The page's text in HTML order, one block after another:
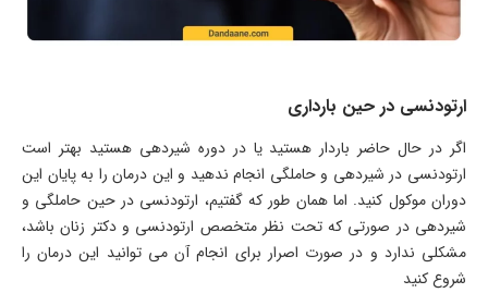
ارتودنسی در حین بارداری
اگر در حال حاضر باردار هستید یا در دوره شیردهی هستید بهتر است
ارتودنسی در شیردهی و حاملگی انجام ندهید و این درمان را به پایان این
دوران موکول کنید. اما همان طور که گفتیم، ارتودنسی در حین حاملگی و
شیردهی در صورتی که تحت نظر متخصص ارتودنسی و دکتر زنان باشد،
مشکلی ندارد و در صورت اصرار برای انجام آن می توانید این درمان را
شروع کنید